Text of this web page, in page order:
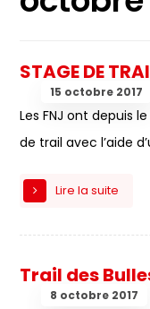
STAGE DE
15 octobre 2017
Les FNJ ont depuis
de trail avec l’aide
Lire la suite
Trail des
8 octobre 2017